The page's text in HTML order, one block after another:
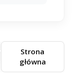
Strona
główna